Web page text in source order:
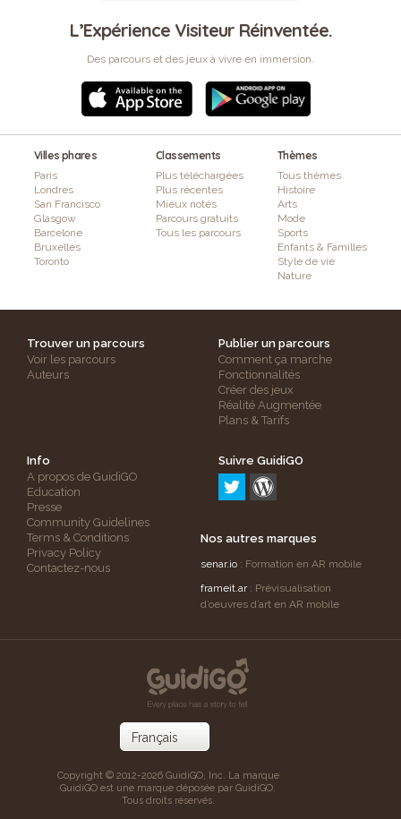
L’Expérience Visiteur Réinventée.
Des parcours et des jeux à vivre en immersion.
Villes phares
Paris
Londres
San Francisco
Glasgow
Barcelone
Bruxelles
Toronto
Classements
Plus téléchargées
Plus récentes
Mieux notés
Parcours gratuits
Tous les parcours
Thèmes
Tous thèmes
Histoire
Arts
Mode
Sports
Enfants & Familles
Style de vie
Nature
Trouver un parcours
Voir les parcours
Auteurs
Publier un parcours
Comment ça marche
Fonctionnalités
Créer des jeux
Réalité Augmentée
Plans & Tarifs
Info
A propos de GuidiGO
Education
Presse
Community Guidelines
Terms & Conditions
Privacy Policy
Contactez-nous
Suivre GuidiGO
Nos autres marques
senar.io : Formation en AR mobile
frameit.ar: Prévisualisation
d’oeuvres d’art en AR mobile
Copyright © 2012-2026 GuidiGO, Inc. La marque
GuidiGO est une marque déposée par GuidiGO.
Tous droits réservés.